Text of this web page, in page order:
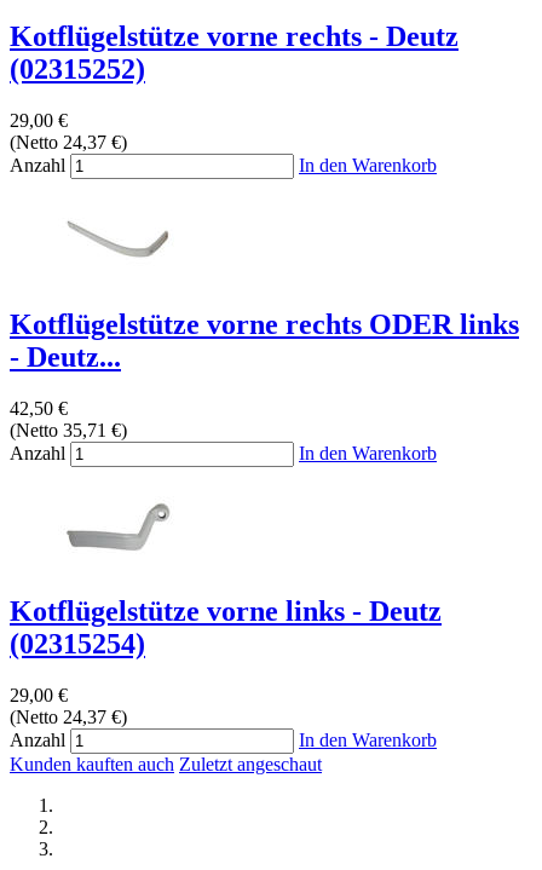
Kotflügelstütze vorne rechts - Deutz
(02315252)
29,00 €
(Netto 24,37 €)
Anzahl
In den Warenkorb
Kotflügelstütze vorne rechts ODER links
- Deutz...
42,50 €
(Netto 35,71 €)
Anzahl
In den Warenkorb
Kotflügelstütze vorne links - Deutz
(02315254)
29,00 €
(Netto 24,37 €)
Anzahl
In den Warenkorb
Kunden kauften auch Zuletzt angeschaut